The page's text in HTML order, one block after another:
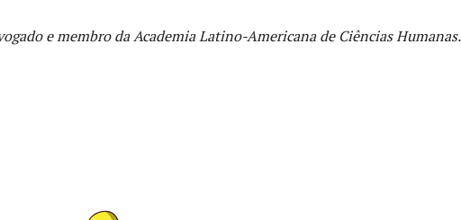
e membro da Academia Latino-Americana de Ciências Humanas.